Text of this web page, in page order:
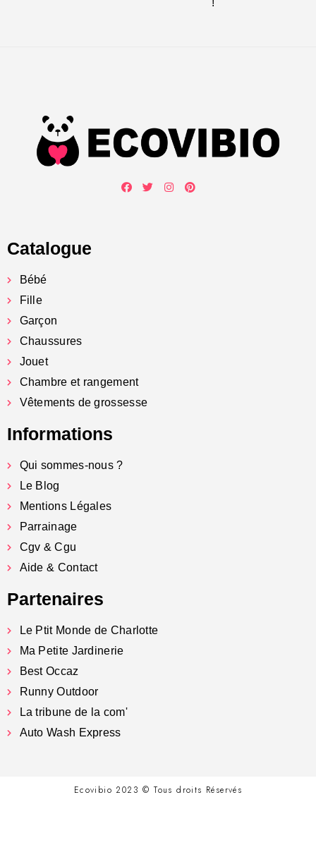
!
Catalogue
Bébé
Fille
Garçon
Chaussures
Jouet
Chambre et rangement
Vêtements de grossesse
Informations
Qui sommes-nous ?
Le Blog
Mentions Légales
Parrainage
Cgv & Cgu
Aide & Contact
Partenaires
Le Ptit Monde de Charlotte
Ma Petite Jardinerie
Best Occaz
Runny Outdoor
La tribune de la com'
Auto Wash Express
Ecovibio 2023 © Tous droits Réservés